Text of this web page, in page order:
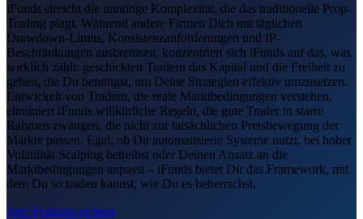
iFunds streicht die unnötige Komplexität, die das traditionelle Prop-
Trading plagt. Während andere Firmen Dich mit täglichen
Drawdown-Limits, Konsistenzanforderungen und IP-
Beschränkungen ausbremsen, konzentriert sich iFunds auf das, was
wirklich zählt: geschickten Tradern das Kapital und die Freiheit zu
geben, die Du benötigst, um Deine Strategien effektiv umzusetzen.
Entwickelt von Tradern, die reale Marktbedingungen verstehen,
eliminiert iFunds willkürliche Regeln, die gute Trader in starre
Rahmen zwängen, die nicht zur tatsächlichen Preisbewegung der
Märkte passen. Egal, ob Du automatisierte Systeme nutzt, bei hoher
Volatilität Scalping betreibst oder Deinen Ansatz an die
Marktbedingungen anpasst – iFunds bietet Dir das Framework, mit
dem Du so traden kannst, wie Du es beherrschst.
Jetzt Funding sichern